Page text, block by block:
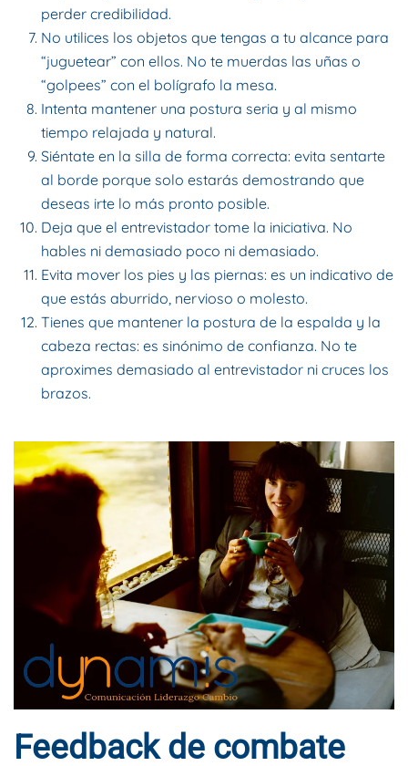
perder credibilidad.
No utilices los objetos que tengas a tu alcance para
“juguetear” con ellos. No te muerdas las uñas o
“golpees” con el bolígrafo la mesa.
Intenta mantener una postura seria y al mismo
tiempo relajada y natural.
Siéntate en la silla de forma correcta: evita sentarte
al borde porque solo estarás demostrando que
deseas irte lo más pronto posible.
Deja que el entrevistador tome la iniciativa. No
hables ni demasiado poco ni demasiado.
Evita mover los pies y las piernas: es un indicativo de
que estás aburrido, nervioso o molesto.
Tienes que mantener la postura de la espalda y la
cabeza rectas: es sinónimo de confianza. No te
aproximes demasiado al entrevistador ni cruces los
brazos.
Feedback de combate